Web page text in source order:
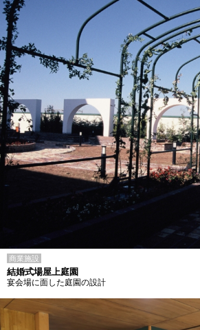
商業施設
結婚式場屋上庭園
宴会場に面した庭園の設計